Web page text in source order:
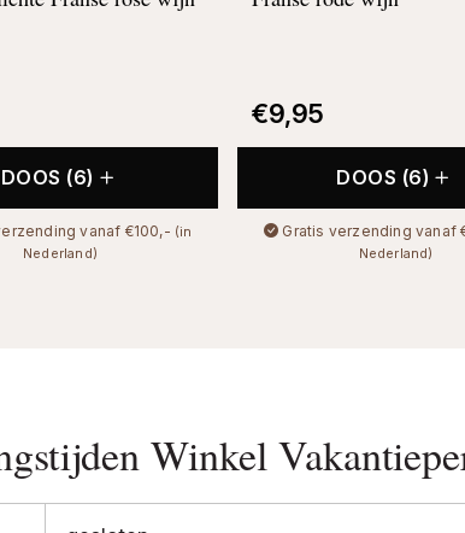
DOOS (6)
vanaf €100,- (in
Nederland)
€9,95
DOOS (6)
Gratis verzending vanaf
Nederland)
Winkel